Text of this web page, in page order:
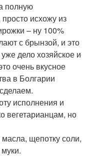
полную
исхожу из
– ну 100%
с брынзой, и это
дело хозяйское и
очень вкусное
в Болгарии
исполнения и
вегетарианцам, но
щепотку соли,